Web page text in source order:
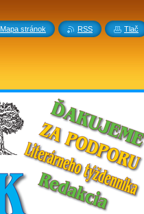
Mapa stránok RSS Tlač